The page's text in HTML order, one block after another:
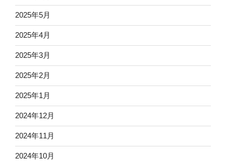
2025年5月
2025年4月
2025年3月
2025年2月
2025年1月
2024年12月
2024年11月
2024年10月